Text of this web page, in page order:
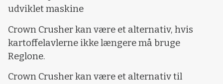
udviklet maskine
Crown Crusher kan være et alternativ, hvis
kartoffelavlerne ikke længere må bruge
Reglone.
Crown Crusher kan være et alternativ til